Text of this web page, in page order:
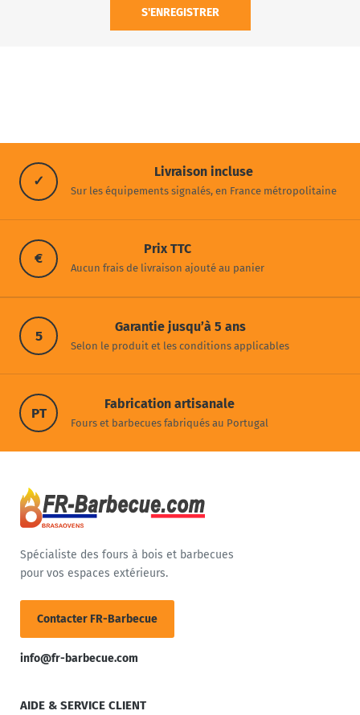
S'ENREGISTRER
✓
Livraison incluse
Sur les équipements signalés, en France métropolitaine
€
Prix TTC
Aucun frais de livraison ajouté au panier
5
Garantie jusqu’à 5 ans
Selon le produit et les conditions applicables
PT
Fabrication artisanale
Fours et barbecues fabriqués au Portugal
Spécialiste des fours à bois et barbecues
pour vos espaces extérieurs.
Contacter FR-Barbecue
info@fr-barbecue.com
AIDE & SERVICE CLIENT